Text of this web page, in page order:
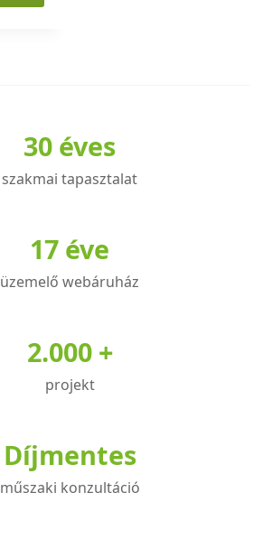
30 éves
szakmai tapasztalat
17 éve
üzemelő webáruház
2.000 +
projekt
Díjmentes
műszaki konzultáció